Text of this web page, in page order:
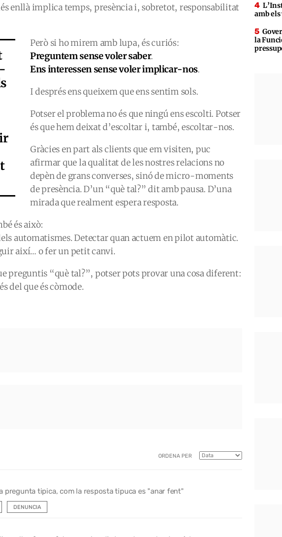
enllà implica temps, presència i, sobretot, responsabilitat
Però si ho mirem amb lupa, és curiós:
Preguntem sense voler saber.
Ens interessen sense voler implicar-nos.
I després ens queixem que ens sentim sols.
Potser el problema no és que ningú ens escolti. Potser
és que hem deixat d’escoltar i, també, escoltar-nos.
Gràcies en part als clients que em visiten, puc
afirmar que la qualitat de les nostres relacions no
depèn de grans converses, sinó de micro-moments
de presència. D’un “què tal?” dit amb pausa. D’una
mirada que realment espera resposta.
és això:
automatismes. Detectar quan actuem en pilot automàtic.
així… o fer un petit canvi.
preguntis “què tal?”, potser pots provar una cosa diferent:
del que és còmode.
ORDENA PER
pregunta tipica, com la resposta tipuca es "anar fent"
DENUNCIA
amb
la